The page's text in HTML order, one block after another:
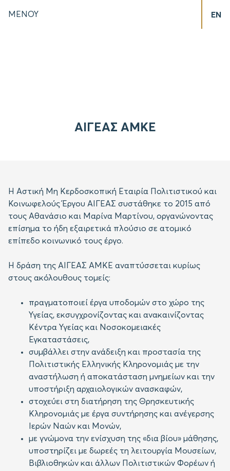
ΜΕΝΟΥ EN
ΑΙΓΕΑΣ ΑΜΚΕ
Η Αστική Μη Κερδοσκοπική Εταιρία Πολιτιστικού και
Κοινωφελούς Έργου ΑΙΓΕΑΣ συστάθηκε το 2015 από
τους Αθανάσιο και Μαρίνα Μαρτίνου, οργανώνοντας
επίσημα το ήδη εξαιρετικά πλούσιο σε ατομικό
επίπεδο κοινωνικό τους έργο.
Η δράση της ΑΙΓΕΑΣ ΑΜΚΕ αναπτύσσεται κυρίως
στους ακόλουθους τομείς:
πραγματοποιεί έργα υποδομών στο χώρο της
Υγείας, εκσυγχρονίζοντας και ανακαινίζοντας
Κέντρα Υγείας και Νοσοκομειακές
Εγκαταστάσεις,
συμβάλλει στην ανάδειξη και προστασία της
Πολιτιστικής Ελληνικής Κληρονομιάς με την
αναστήλωση ή αποκατάσταση μνημείων και την
υποστήριξη αρχαιολογικών ανασκαφών,
στοχεύει στη διατήρηση της Θρησκευτικής
Κληρονομιάς με έργα συντήρησης και ανέγερσης
Ιερών Ναών και Μονών,
με γνώμονα την ενίσχυση της «δια βίου» μάθησης,
υποστηρίζει με δωρεές τη λειτουργία Μουσείων,
Βιβλιοθηκών και άλλων Πολιτιστικών Φορέων ή